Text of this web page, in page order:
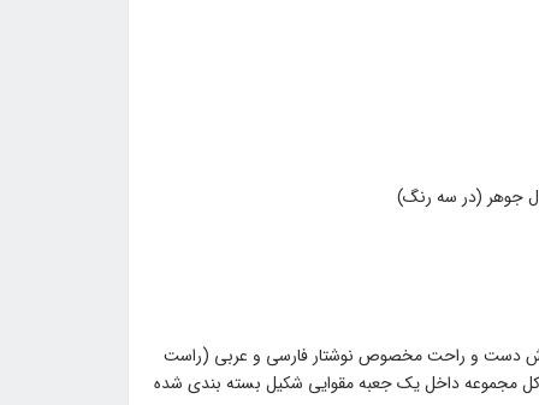
دست و راحت مخصوص نوشتار فارسی و عربی (راست
مجموعه داخل یک جعبه مقوایی شکیل بسته بندی شده